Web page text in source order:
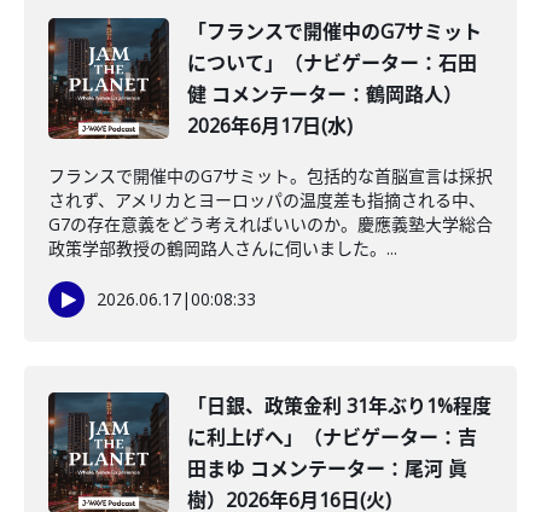
「フランスで開催中のG7サミット
について」（ナビゲーター：石田
健 コメンテーター：鶴岡路人）
2026年6月17日(水)
フランスで開催中のG7サミット。包括的な首脳宣言は採択
されず、アメリカとヨーロッパの温度差も指摘される中、
G7の存在意義をどう考えればいいのか。慶應義塾大学総合
政策学部教授の鶴岡路人さんに伺いました。...
2026.06.17|00:08:33
「日銀、政策金利 31年ぶり1%程度
に利上げへ」（ナビゲーター：吉
田まゆ コメンテーター：尾河 眞
樹）2026年6月16日(火)